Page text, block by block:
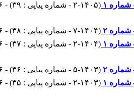
(۲-۱۴۰۵ - شماره پیاپی : ۳۹
) - ۶ مقاله
(۷-۱۴۰۴ - شماره پیاپی : ۳۸
) - ۶ مقاله
(۲-۱۴۰۴ - شماره پیاپی : ۳۷
) - ۶ مقاله
(۵-۱۴۰۳ - شماره پیاپی : ۳۶
) - ۶ مقاله
(۲-۱۴۰۳ - شماره پیاپی : ۳۵
) - ۶ مقاله